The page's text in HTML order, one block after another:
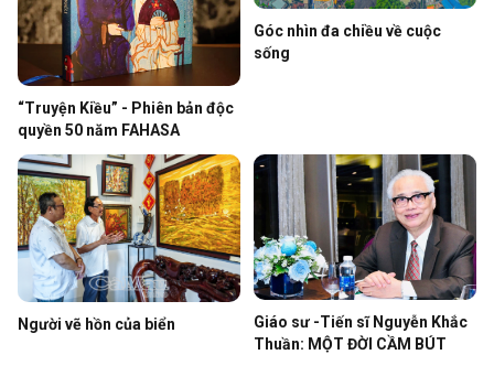
“Truyện Kiều” - Phiên bản độc
quyền 50 năm FAHASA
Góc nhìn đa chiều về cuộc
sống
Người vẽ hồn của biển
Giáo sư -Tiến sĩ Nguyễn Khắc
Thuần: MỘT ĐỜI CẦM BÚT